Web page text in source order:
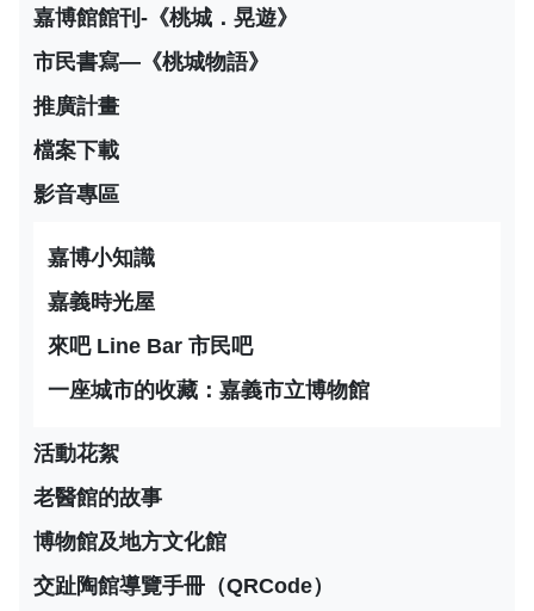
嘉博館館刊-《桃城．晃遊》
市民書寫—《桃城物語》
推廣計畫
檔案下載
影音專區
嘉博小知識
嘉義時光屋
來吧 Line Bar 市民吧
一座城市的收藏：嘉義市立博物館
活動花絮
老醫館的故事
博物館及地方文化館
交趾陶館導覽手冊（QRCode）